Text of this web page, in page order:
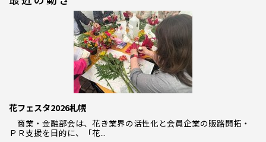
花フェスタ2026札幌
商業・金融部会は、花き業界の活性化と会員企業の販路開拓・
ＰＲ支援を目的に、「花...